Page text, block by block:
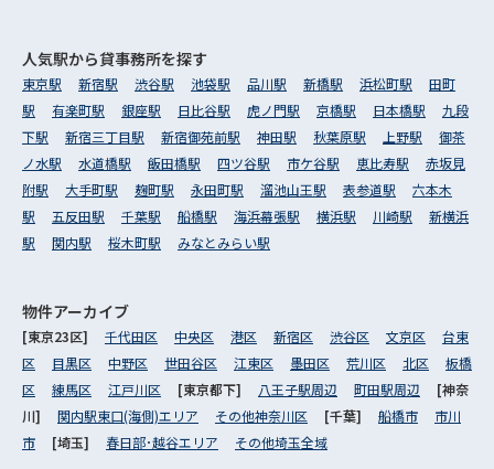
人気駅から貸事務所を探す
東京駅 新宿駅 渋谷駅 池袋駅 品川駅 新橋駅 浜松町駅
田町
駅
有楽町駅 銀座駅 日比谷駅 虎ノ門駅 京橋駅 日本橋駅
九段
下駅
新宿三丁目駅 新宿御苑前駅 神田駅 秋葉原駅 上野駅
御茶
ノ水駅
水道橋駅 飯田橋駅 四ツ谷駅 市ケ谷駅 恵比寿駅
赤坂見
附駅
大手町駅 麹町駅 永田町駅 溜池山王駅 表参道駅
六本木
駅
五反田駅 千葉駅 船橋駅 海浜幕張駅 横浜駅 川崎駅
新横浜
駅
関内駅 桜木町駅 みなとみらい駅
物件アーカイブ
[東京23区] 千代田区 中央区 港区 新宿区 渋谷区 文京区
台東
区
目黒区 中野区 世田谷区 江東区 墨田区 荒川区 北区
板橋
区
練馬区 江戸川区 [東京都下] 八王子駅周辺 町田駅周辺
[神奈
川] 関内駅東口(海側)エリア その他神奈川区 [千葉] 船橋市
市川
市
[埼玉] 春日部･越谷エリア その他埼玉全域